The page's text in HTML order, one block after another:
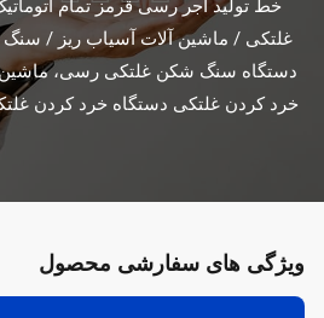
ویژگی های سفارشی محصول